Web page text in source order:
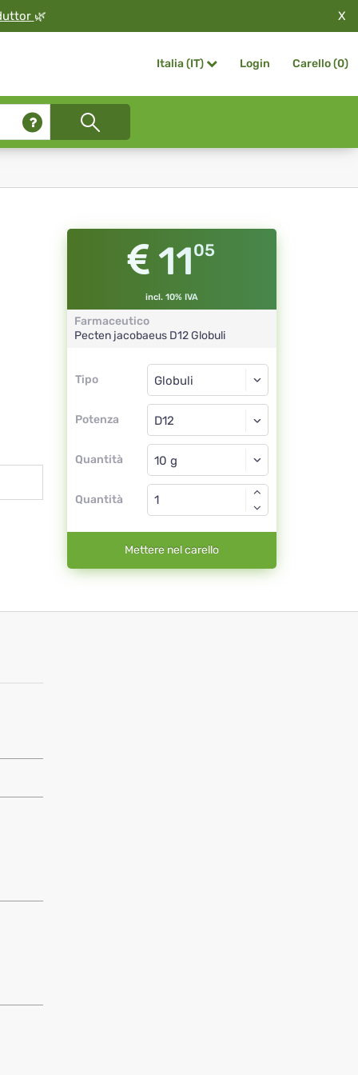
🌿 X
Italia (IT) Login Carello (0)
1105
incl. 10% IVA
Farmaceutico
Pecten jacobaeus D12 Globuli
Tipo
Tipo
Potenza
Globuli
D12
Quantità
Globuli
Quantità
Mettere nel carello